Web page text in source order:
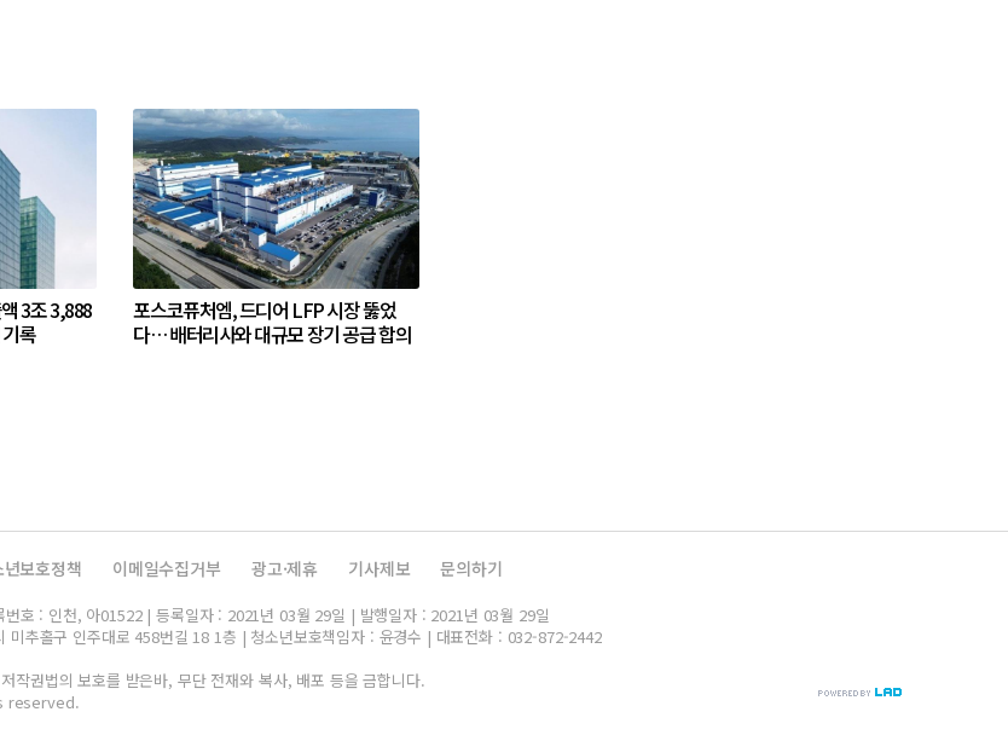
3조 3,888
록
포스코퓨처엠, 드디어 LFP 시장 뚫었
다… 배터리사와 대규모 장기 공급 합의
년보호정책 이메일수집거부 광고·제휴 기사제보 문의하기
호 : 인천, 아01522 | 등록일자 : 2021년 03월 29일 | 발행일자 : 2021년 03월 29일
미추홀구 인주대로 458번길 18 1층 | 청소년보호책임자 : 윤경수 | 대표전화 : 032-872-2442
작권법의 보호를 받은바, 무단 전재와 복사, 배포 등을 금합니다.
reserved.